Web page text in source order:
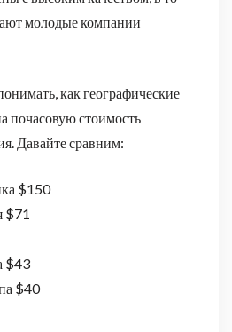
молодые компании
как географические
почасовую стоимость
Давайте сравним:
$150
$71
$43
$40